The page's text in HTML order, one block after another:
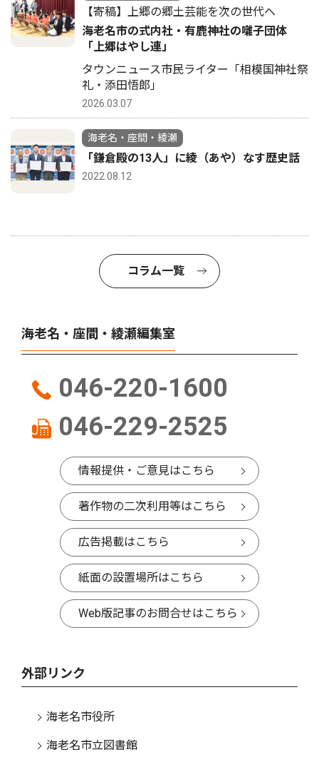
【寄稿】上郷の郷土芸能を次の世代へ
海老名市の式内社・有鹿神社の囃子団体
「上郷はやし連」
タウンニュース市民ライター「相模国神社祭
礼・添田悟郎」
2026.03.07
海老名・座間・綾瀬
「鎌倉殿の13人」に綾（あや）なす歴史話
2022.08.12
コラム一覧
海老名・座間・綾瀬編集室
046-220-1600
046-229-2525
情報提供・ご意見はこちら
著作物の二次利用等はこちら
広告掲載はこちら
紙面の設置場所はこちら
Web版記事のお問合せはこちら
外部リンク
海老名市役所
海老名市立図書館